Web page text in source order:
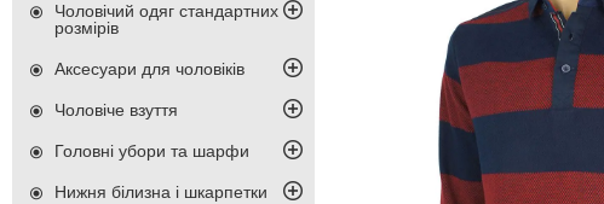
Чоловічий одяг стандартних
розмірів
Аксесуари для чоловіків
Чоловіче взуття
Головні убори та шарфи
Нижня білизна і шкарпетки